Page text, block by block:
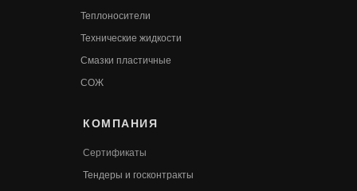
КОМПАНИЯ
Теплоносители
Технические жидкости
Смазки пластичные
СОЖ
Сертификаты
Тендеры и госконтракты